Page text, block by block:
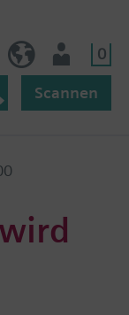
0
Scannen